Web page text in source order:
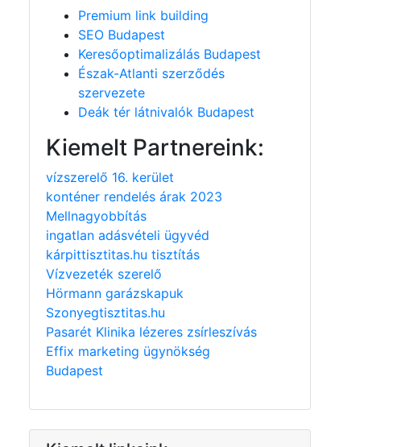
Premium link building
SEO Budapest
Keresőoptimalizálás Budapest
Észak-Atlanti szerződés
szervezete
Deák tér látnivalók Budapest
Kiemelt Partnereink:
vízszerelő 16. kerület
konténer rendelés árak 2023
Mellnagyobbítás
ingatlan adásvételi ügyvéd
kárpittisztitas.hu tisztítás
Vízvezeték szerelő
Hörmann garázskapuk
Szonyegtisztitas.hu
Pasarét Klinika lézeres zsírleszívás
Effix marketing ügynökség
Budapest